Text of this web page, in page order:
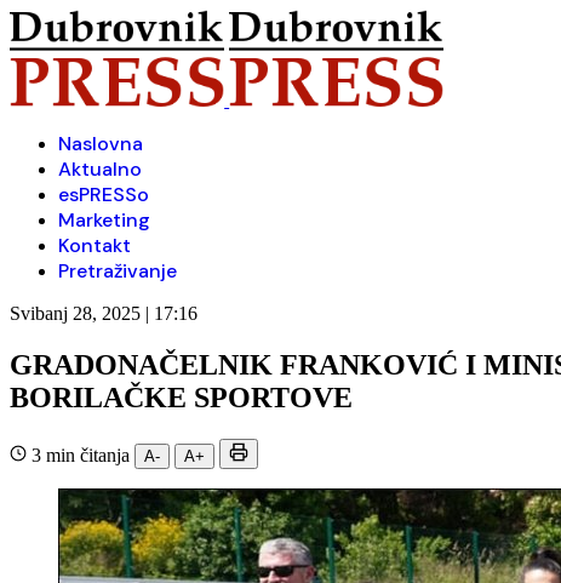
Naslovna
Aktualno
esPRESSo
Marketing
Kontakt
Pretraživanje
Svibanj 28, 2025 | 17:16
GRADONAČELNIK FRANKOVIĆ I
BORILAČKE SPORTOVE
3 min čitanja A- A+